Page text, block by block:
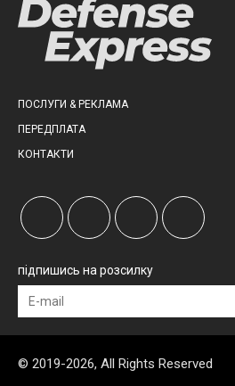
ПОСЛУГИ & РЕКЛАМА
ПЕРЕДПЛАТА
КОНТАКТИ
підпишись на розсилку
© 2019-2026, All Rights Reserved